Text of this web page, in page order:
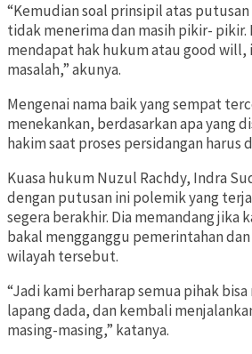
“Kemudian soal prinsipil atas
tidak menerima dan masih pikir- pikir.
mendapat hak hukum atau good
masalah,” akunya.
Mengenai nama baik yang sempat
menekankan, berdasarkan apa yang
hakim saat proses persidangan harus
Kuasa hukum Nuzul Rachdy, Indra
dengan putusan ini polemik yang
segera berakhir. Dia memandang
bakal mengganggu pemerintahan
wilayah tersebut.
“Jadi kami berharap semua pihak
lapang dada, dan kembali
masing-masing,” katanya.